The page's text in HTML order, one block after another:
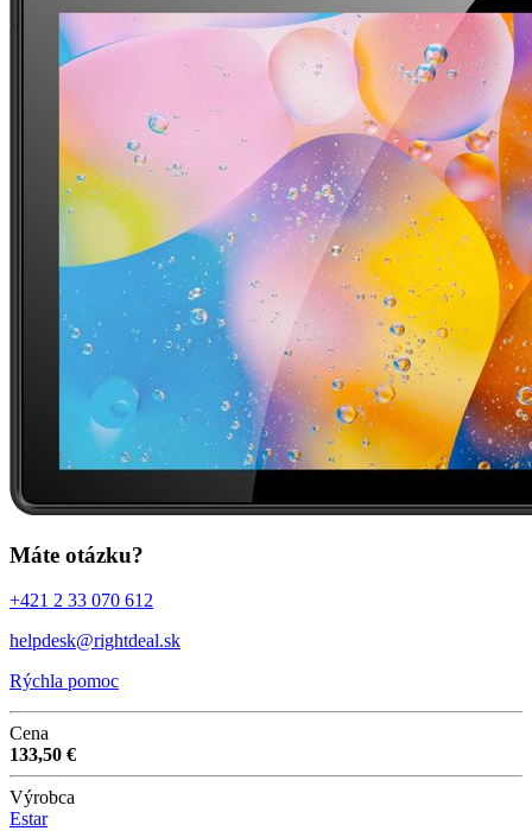
Máte otázku?
+421 2 33 070 612
helpdesk@rightdeal.sk
Rýchla pomoc
Cena
133,50 €
Výrobca
Estar